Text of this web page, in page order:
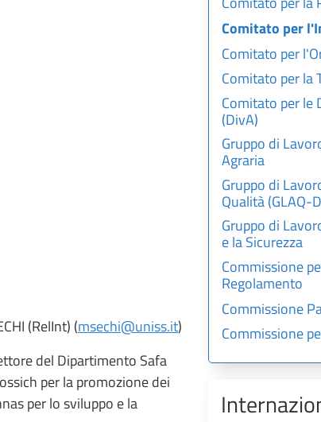
(RelInt) (msechi@uniss.it)
del Dipartimento Safa
per la promozione dei
per lo sviluppo e la
Comitato per
Comitato per
Comitato per la
Comitato per le
(DivA)
Gruppo di
Agraria
Gruppo di
Qualità (GLAQ-
Gruppo di
e la Sicurezza
Commissione
Regolamento
Commissione
Commissione